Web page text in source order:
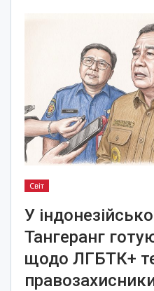
Світ
У
Тангеранг
щодо ЛГБТК+